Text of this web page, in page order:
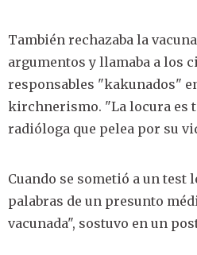
También rechazaba la
argumentos y llamaba a los
responsables "kakunados"
kirchnerismo. "La locura es
radióloga que pelea por su
Cuando se sometió a un test
palabras de un presunto
vacunada", sostuvo en un